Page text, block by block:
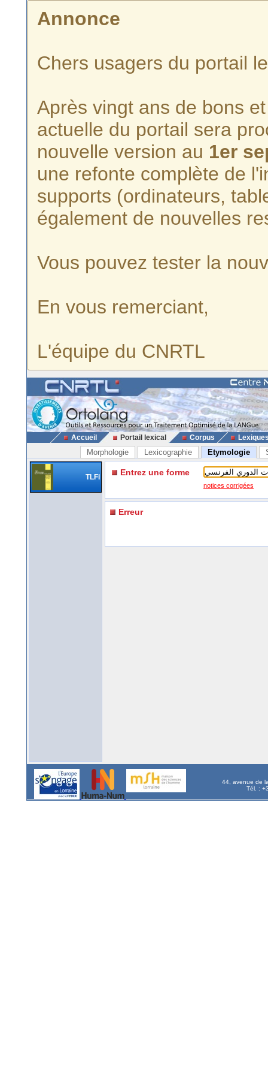
Annonce
Chers usagers du portail
Après vingt ans de bons
actuelle du portail sera
nouvelle version au 1er
une refonte complète de
supports (ordinateurs,
également de nouvelles
Vous pouvez tester la
En vous remerciant,
L'équipe du CNRTL
Accueil Portail lexical Corpus
Morphologie Lexicographie Etymologie
TLFi Entrez une forme
notices corrigées
Erreur
44, avenue de
Tél. :